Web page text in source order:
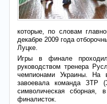
которые, по словам
декабре 2009 года
Луцке.
Игры в финале
руководством тренера
чемпионами Украины. На
завоевала команда ЗТР
символическая сборная,
финалисток.